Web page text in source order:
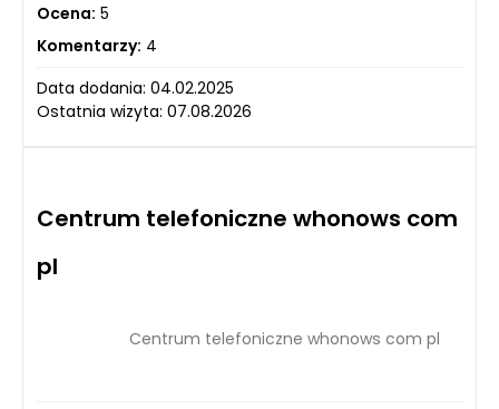
Ocena: 5
Komentarzy: 4
Data dodania: 04.02.2025
Ostatnia wizyta: 07.08.2026
Centrum telefoniczne whonows com
pl
Centrum telefoniczne whonows com pl